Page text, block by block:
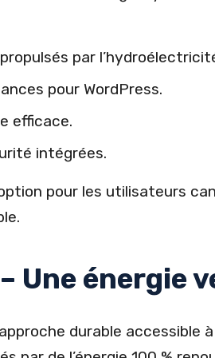
par
pour WordPress.
efficace.
intégrées.
pour les utilisateurs
Une énergie
durable accessible